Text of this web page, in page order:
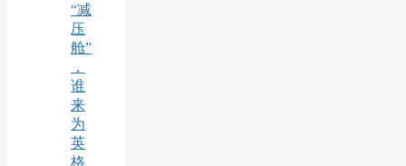
“减
压
舱”
，
谁
来
为
英
格